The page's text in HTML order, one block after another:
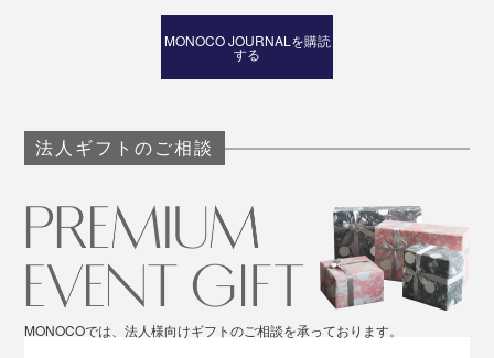
MONOCO JOURNALを購読
する
法人ギフトのご相談
MONOCOでは、法人様向けギフトのご相談を承っております。